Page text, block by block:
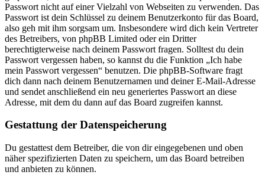
Passwort nicht auf einer Vielzahl von Webseiten zu verwenden. Das
Passwort ist dein Schlüssel zu deinem Benutzerkonto für das Board,
also geh mit ihm sorgsam um. Insbesondere wird dich kein Vertreter
des Betreibers, von phpBB Limited oder ein Dritter
berechtigterweise nach deinem Passwort fragen. Solltest du dein
Passwort vergessen haben, so kannst du die Funktion „Ich habe
mein Passwort vergessen“ benutzen. Die phpBB-Software fragt
dich dann nach deinem Benutzernamen und deiner E-Mail-Adresse
und sendet anschließend ein neu generiertes Passwort an diese
Adresse, mit dem du dann auf das Board zugreifen kannst.
Gestattung der Datenspeicherung
Du gestattest dem Betreiber, die von dir eingegebenen und oben
näher spezifizierten Daten zu speichern, um das Board betreiben
und anbieten zu können.